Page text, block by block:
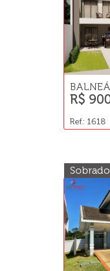
R$
Ref.: 1618
Sobrado